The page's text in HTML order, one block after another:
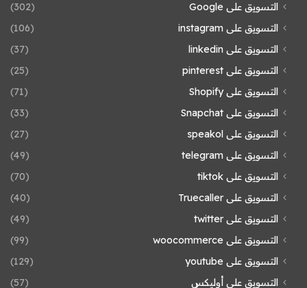
التسويق على Google
(302)
التسويق على instagram
(106)
التسويق على linkedin
(37)
التسويق على pinterest
(25)
التسويق على Shopify
(71)
التسويق على Snapchat
(33)
التسويق على speakol
(27)
التسويق على telegram
(49)
التسويق على tiktok
(70)
التسويق على Truecaller
(40)
التسويق على twitter
(49)
التسويق على woocommerce
(99)
التسويق على youtube
(129)
التسويق على أوليكس
(57)